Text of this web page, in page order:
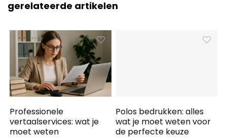
gerelateerde artikelen
Professionele
vertaalservices: wat je
moet weten
Polos bedrukken: alles
wat je moet weten voor
de perfecte keuze